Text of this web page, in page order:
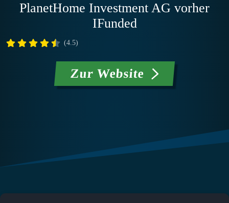
PlanetHome Investment AG vorher
IFunded
(4.5)
Zur Website